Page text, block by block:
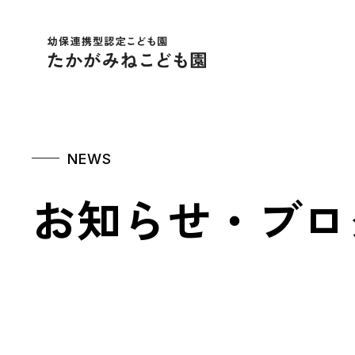
幼保連携型認定こど
NEWS
お知らせ・ブ